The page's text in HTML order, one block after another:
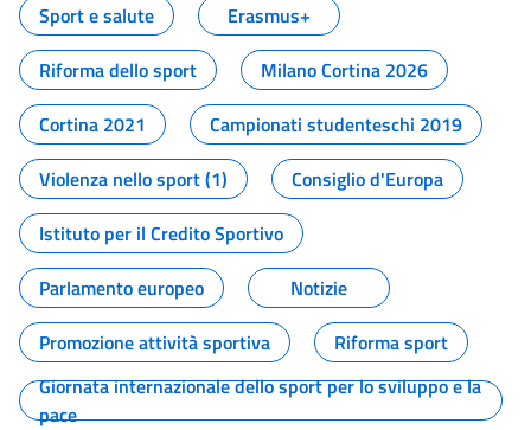
Sport e salute
Erasmus+
Riforma dello sport
Milano Cortina 2026
Cortina 2021
Campionati studenteschi 2019
Violenza nello sport (1)
Consiglio d'Europa
Istituto per il Credito Sportivo
Parlamento europeo
Notizie
Promozione attività sportiva
Riforma sport
Giornata internazionale dello sport per lo sviluppo e la
pace